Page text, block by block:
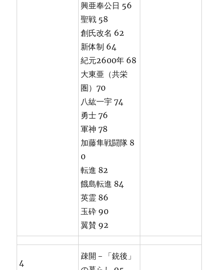
興亜奉公日 56
聖戦 58
創氏改名 62
新体制 64
紀元2600年 68
大東亜（共栄
圏）70
八紘一宇 74
勇士 76
軍神 78
加藤隼戦闘隊 8
0
転進 82
餓島転進 84
英霊 86
玉砕 90
翼賛 92
4
疎開－「銃後」